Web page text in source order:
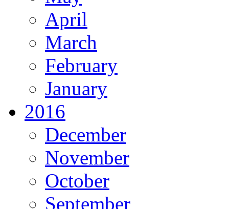
April
March
February
January
2016
December
November
October
September